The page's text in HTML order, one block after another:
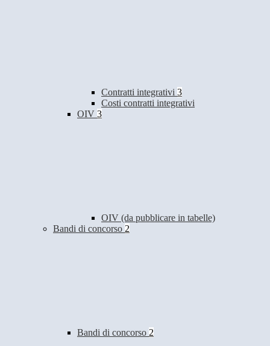
Contratti integrativi 3
Costi contratti integrativi
OIV 3
OIV (da pubblicare in tabelle)
Bandi di concorso 2
Bandi di concorso 2